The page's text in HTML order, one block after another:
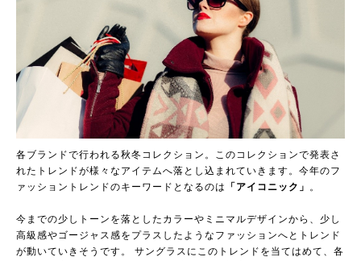
各ブランドで行われる秋冬コレクション。このコレクションで発表さ
れたトレンドが様々なアイテムへ落とし込まれていきます。今年のフ
ァッショントレンドのキーワードとなるのは
「アイコニック」 。
今までの少しトーンを落としたカラーやミニマルデザインから、少し
高級感やゴージャス感をプラスしたようなファッションへとトレンド
が動いていきそうです。 サングラスにこのトレンドを当てはめて、各